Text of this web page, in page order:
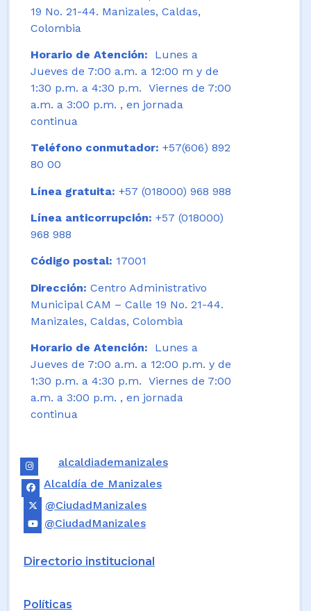
19 No. 21-44. Manizales, Caldas,
Colombia
Horario de Atención:
Lunes a
Jueves de 7:00 a.m. a 12:00 m y de
1:30 p.m. a 4:30 p.m. Viernes de 7:00
a.m. a 3:00 p.m. , en jornada
continua
Teléfono conmutador: +57(606) 892
80 00
Línea gratuita: +57 (018000) 968 988
Línea anticorrupción: +57 (018000)
968 988
Código postal: 17001
Dirección: Centro Administrativo
Municipal CAM – Calle 19 No. 21-44.
Manizales, Caldas, Colombia
Horario de Atención: Lunes a
Jueves de 7:00 a.m. a 12:00 p.m. y de
1:30 p.m. a 4:30 p.m. Viernes de 7:00
a.m. a 3:00 p.m. , en jornada
continua
alcaldiademanizales
Alcaldía de Manizales
@CiudadManizales
@CiudadManizales
Directorio institucional
Políticas